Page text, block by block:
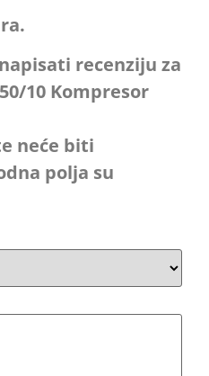
recenziju za
10 Kompresor
neće biti
polja su